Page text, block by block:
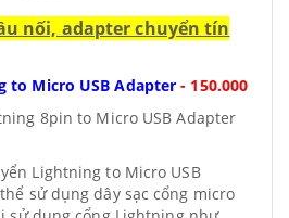
nối, adapter chuyển tín
to Micro USB Adapter - 150.000
8pin to Micro USB Adapter
Lightning to Micro USB
sử dụng dây sạc cổng micro